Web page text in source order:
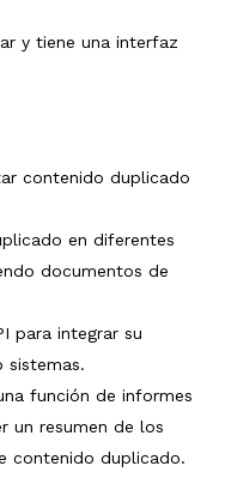
y tiene una interfaz
contenido duplicado
en diferentes
documentos de
para integrar su
sistemas.
función de informes
un resumen de los
contenido duplicado.